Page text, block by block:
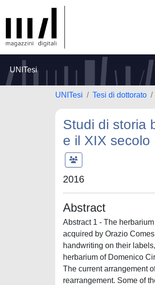
UNITesi
UNITesi Tesi di dottorato
Studi di storia
e il XIX secolo
2016
Abstract
Abstract 1 - The
acquired by Orazio
handwriting on their
herbarium of Domenico
The current arrangement
rearrangement. Some of